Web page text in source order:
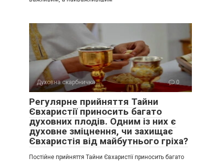
Духовна скарбничка 0
Регулярне прийняття Тайни
Євхаристії приносить багато
духовних плодів. Одним із них є
духовне зміцнення, чи захищає
Євхаристія від майбутнього гріха?
Постійне прийняття Тайни Євхаристії приносить багато